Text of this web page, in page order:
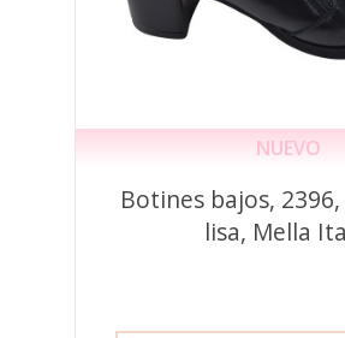
NUEVO
Botines bajos,
lisa, Mella